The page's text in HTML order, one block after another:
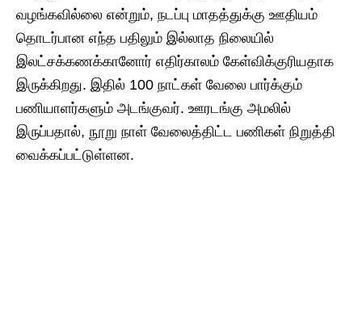
வழங்கவில்லை என்றும், நடப்பு மாதத்துக்கு ஊதியம்
தொடர்பான எந்த பதிலும் இல்லாத நிலையில்
இலட்சக்கணக்கானோர் எதிர்காலம் கேள்விக்குரியதாக
இருக்கிறது. இதில் 100 நாட்கள் வேலை பார்க்கும்
பணியாளர்களும் அடங்குவர். ஊரடங்கு அமலில்
இருப்பதால், நூறு நாள் வேலைத்திட்ட பணிகள் நிறுத்தி
வைக்கப்பட்டுள்ளன.